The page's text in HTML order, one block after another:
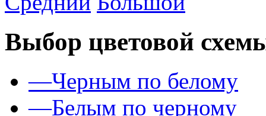
Выбор цветовой
—Черным по белому
—Белым по черному